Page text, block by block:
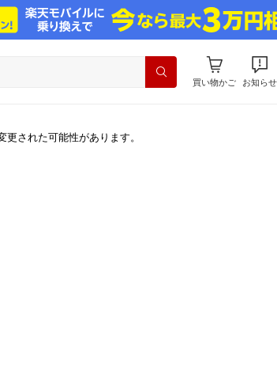
買い物かご お知らせ
された可能性があります。